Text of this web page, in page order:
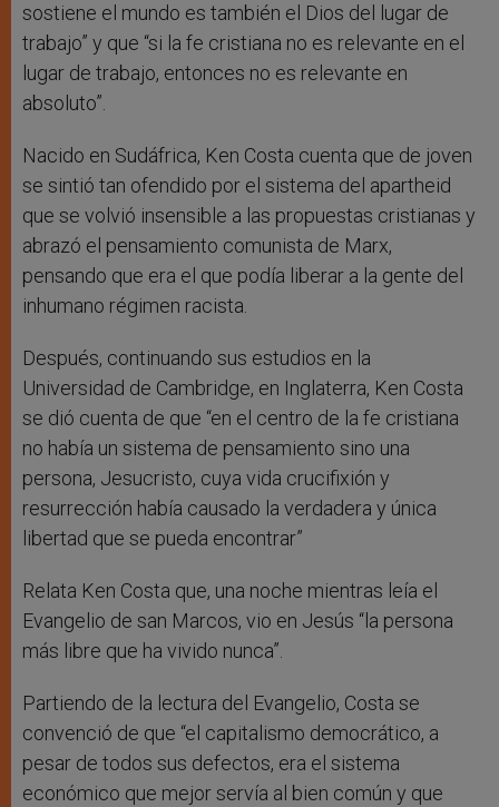
sostiene el mundo es también el Dios del lugar de
trabajo” y que “si la fe cristiana no es relevante en el
lugar de trabajo, entonces no es relevante en
absoluto”.
Nacido en Sudáfrica, Ken Costa cuenta que de joven
se sintió tan ofendido por el sistema del apartheid
que se volvió insensible a las propuestas cristianas y
abrazó el pensamiento comunista de Marx,
pensando que era el que podía liberar a la gente del
inhumano régimen racista.
Después, continuando sus estudios en la
Universidad de Cambridge, en Inglaterra, Ken Costa
se dió cuenta de que “en el centro de la fe cristiana
no había un sistema de pensamiento sino una
persona, Jesucristo, cuya vida crucifixión y
resurrección había causado la verdadera y única
libertad que se pueda encontrar”
Relata Ken Costa que, una noche mientras leía el
Evangelio de san Marcos, vio en Jesús “la persona
más libre que ha vivido nunca”.
Partiendo de la lectura del Evangelio, Costa se
convenció de que “el capitalismo democrático, a
pesar de todos sus defectos, era el sistema
económico que mejor servía al bien común y que